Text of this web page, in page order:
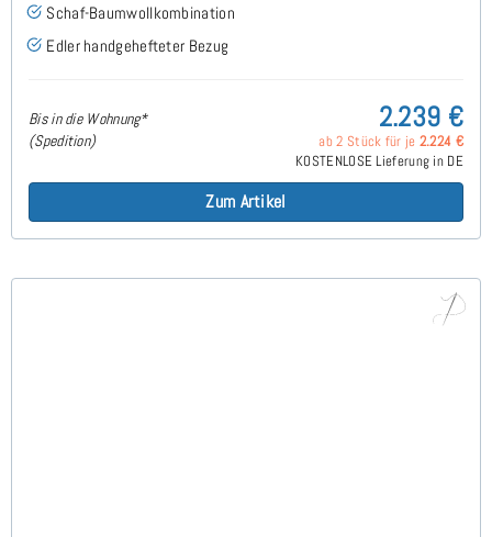
Schaf-Baumwollkombination
Edler handgehefteter Bezug
Bis in die Wohnung*
(Spedition)
2.239 €
ab 2 Stück für je 2.224 €
KOSTENLOSE Lieferung in DE
Zum Artikel